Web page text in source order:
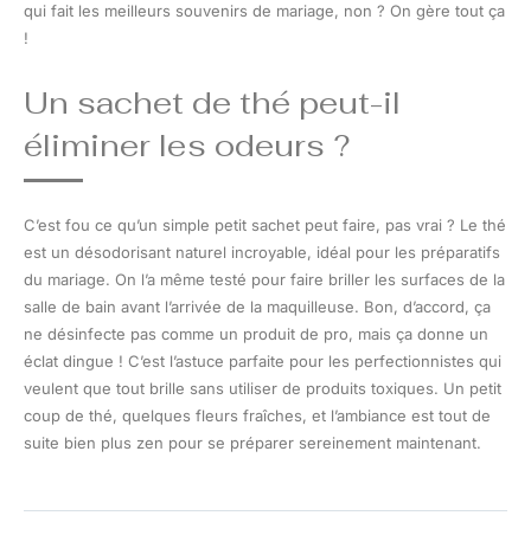
qui fait les meilleurs souvenirs de mariage, non ? On gère tout ça
!
Un sachet de thé peut-il
éliminer les odeurs ?
C’est fou ce qu’un simple petit sachet peut faire, pas vrai ? Le thé
est un désodorisant naturel incroyable, idéal pour les préparatifs
du mariage. On l’a même testé pour faire briller les surfaces de la
salle de bain avant l’arrivée de la maquilleuse. Bon, d’accord, ça
ne désinfecte pas comme un produit de pro, mais ça donne un
éclat dingue ! C’est l’astuce parfaite pour les perfectionnistes qui
veulent que tout brille sans utiliser de produits toxiques. Un petit
coup de thé, quelques fleurs fraîches, et l’ambiance est tout de
suite bien plus zen pour se préparer sereinement maintenant.